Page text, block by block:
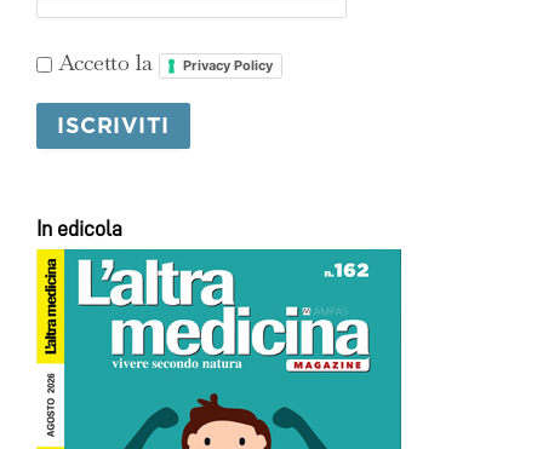
Accetto la Privacy Policy
In edicola